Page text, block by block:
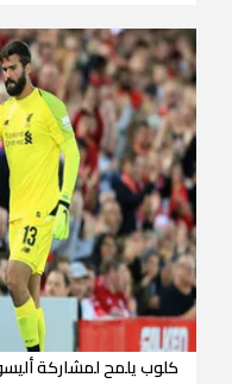
كلوب يلمح لمشاركة